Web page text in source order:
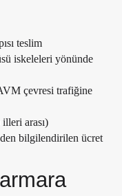
teslim
iskeleleri yönünde
çevresi trafiğine
illeri arası)
bilgilendirilen ücret